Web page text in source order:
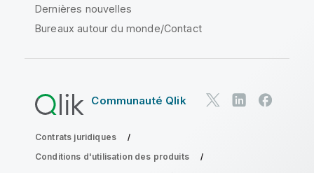
Dernières nouvelles
Bureaux autour du monde/Contact
Communauté Qlik
Contrats juridiques
Conditions d'utilisation des produits